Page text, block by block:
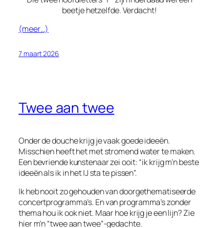
beetje hetzelfde. Verdacht!
(meer…)
7 maart 2026
Twee aan twee
Onder de douche krijg je vaak goede ideeën.
Misschien heeft het met stromend water te maken.
Een bevriende kunstenaar zei ooit: “ik krijg m’n beste
ideeën als ik in het IJ sta te pissen”.
Ik heb nooit zo gehouden van doorgethematiseerde
concertprogramma’s. En van programma’s zonder
thema hou ik ook niet. Maar hoe krijg je een lijn? Zie
hier m’n “twee aan twee”-gedachte.